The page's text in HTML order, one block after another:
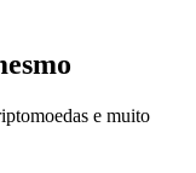
e muito